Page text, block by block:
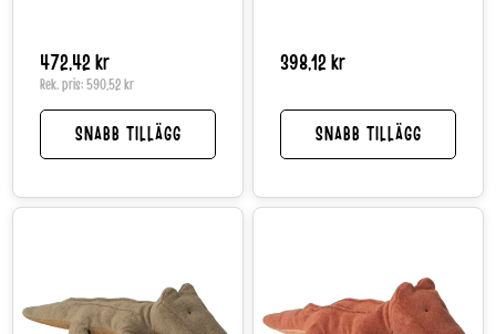
Normalpris
472,42 kr
Rek. pris: 590,52 kr
SNABB TILLÄGG
Normalpris
398,12 kr
SNABB TILLÄGG